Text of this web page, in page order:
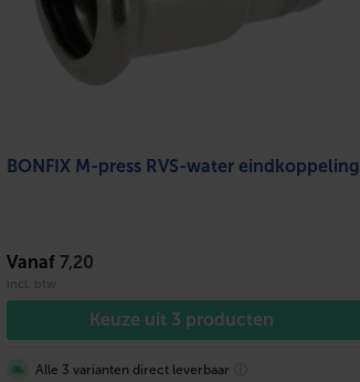
BONFIX M-press RVS-water eindkoppeling
Vanaf 7,20
incl. btw
Keuze uit 3 producten
Alle 3 varianten direct leverbaar